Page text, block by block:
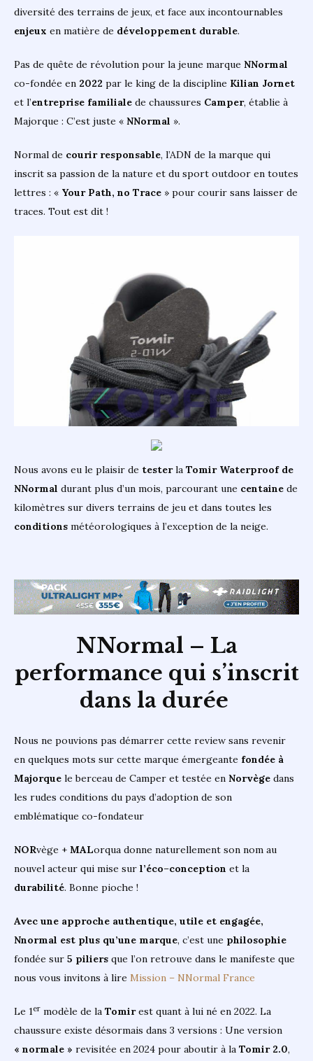
diversité des terrains de jeux, et face aux incontournables
enjeux en matière de développement durable.
Pas de quête de révolution pour la jeune marque NNormal
co-fondée en 2022 par le king de la discipline Kilian Jornet
et l’entreprise familiale de chaussures Camper, établie à
Majorque : C’est juste « NNormal ».
Normal de courir responsable, l’ADN de la marque qui
inscrit sa passion de la nature et du sport outdoor en toutes
lettres : « Your Path, no Trace » pour courir sans laisser de
traces. Tout est dit !
Nous avons eu le plaisir de testerla Tomir Waterproof de
NNormal durant plus d’un mois, parcourant une centaine de
kilomètres sur divers terrains de jeu et dans toutes les
conditions météorologiques à l’exception de la neige.
NNormal – La
performance qui s’inscrit
dans la durée
Nous ne pouvions pas démarrer cette review sans revenir
en quelques mots sur cette marque émergeante fondée à
Majorque le berceau de Camper et testée en Norvège dans
les rudes conditions du pays d’adoption de son
emblématique co-fondateur
NORvège + MALorqua donne naturellement son nom au
nouvel acteur qui mise sur l’éco–conception et la
durabilité. Bonne pioche !
Avec une approche authentique, utile et engagée,
Nnormal est plus qu’une marque, c’est une philosophie
fondée sur 5 piliers que l’on retrouve dans le manifeste que
nous vous invitons à lire Mission – NNormal France
Le 1er modèle de la Tomirest quant à lui né en 2022. La
chaussure existe désormais dans 3 versions : Une version
« normale » revisitée en 2024 pour aboutir à la Tomir 2.0,